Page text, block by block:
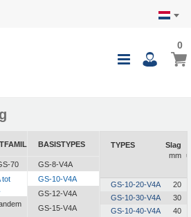
Toggle
00
70
tot
BASISTYPES
GS-8-V4A
GS-10-V4A
GS-12-V4A
GS-15-V4A
TYPES
Slag
mm
GS-10-20-V4A
20
GS-10-30-V4A
30
GS-10-40-V4A
40